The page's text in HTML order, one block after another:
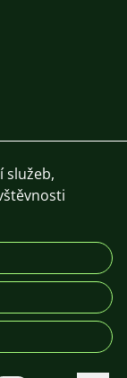
DE
For Aquarist
služeb,